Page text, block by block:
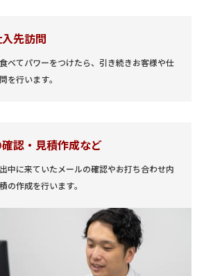
先訪問
べてパワーをつけたら、引き続きお客様や仕
を行います。
認・見積作成など
中に来ていたメールの確認やお打ち合わせ内
の作成を行います。